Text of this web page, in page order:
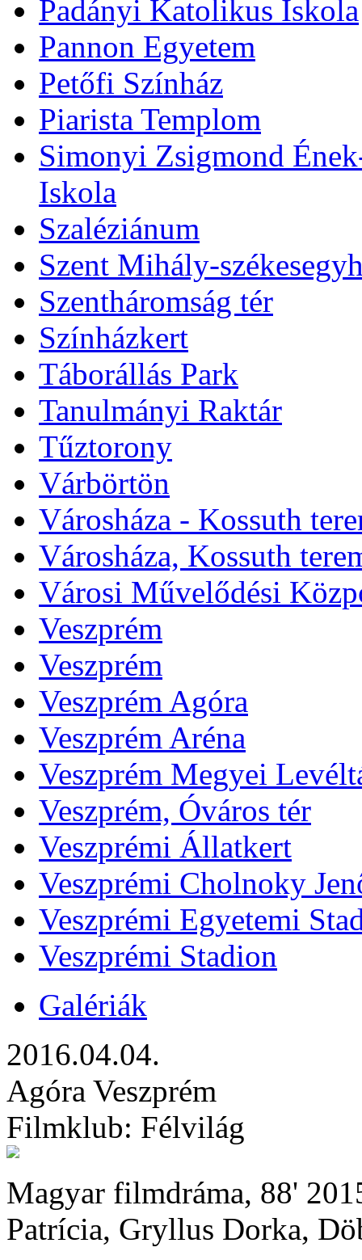
Padányi Katolikus Iskola
Pannon Egyetem
Petőfi Színház
Piarista Templom
Simonyi Zsigmond
Iskola
Szaléziánum
Szent Mihály-
Szentháromság tér
Színházkert
Táborállás Park
Tanulmányi Raktár
Tűztorony
Várbörtön
Városháza - Kossuth
Városháza, Kossuth
Városi Művelődési
Veszprém
Veszprém
Veszprém Agóra
Veszprém Aréna
Veszprém Megyei
Veszprém, Óváros tér
Veszprémi Állatkert
Veszprémi Cholnoky
Veszprémi Egyetemi
Veszprémi Stadion
Galériák
2016.04.04.
Agóra Veszprém
Filmklub: Félvilág
Magyar filmdráma, 88'
Patrícia, Gryllus Dorka,